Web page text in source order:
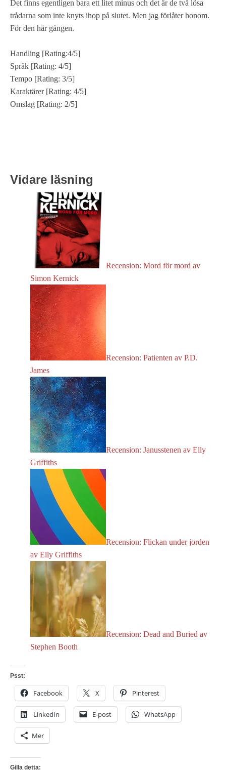
Det finns egentligen bara ett litet minus och det är de två lösa
trådarna som inte knyts ihop på slutet. Men jag förlåter honom.
För den här gången.
Handling [Rating:4/5]
Språk [Rating: 4/5]
Tempo [Rating: 3/5]
Karaktärer [Rating: 4/5]
Omslag [Rating: 2/5]
Vidare läsning
Recension: Mord för mord av
Simon Kernick
Recension: Patienten av P.D.
James
Recension: Janusstenen av Elly
Griffiths
Recension: Flickan under jorden
av Elly Griffiths
Recension: Dead and Buried av
Stephen Booth
Psst:
Facebook X Pinterest
LinkedIn E-post WhatsApp
Mer
Gilla detta: